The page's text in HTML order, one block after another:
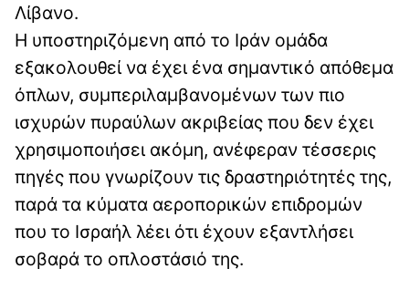
Λίβανο.
Η υποστηριζόμενη από το Ιράν ομάδα
εξακολουθεί να έχει ένα σημαντικό απόθεμα
όπλων, συμπεριλαμβανομένων των πιο
ισχυρών πυραύλων ακριβείας που δεν έχει
χρησιμοποιήσει ακόμη, ανέφεραν τέσσερις
πηγές που γνωρίζουν τις δραστηριότητές της,
παρά τα κύματα αεροπορικών επιδρομών
που το Ισραήλ λέει ότι έχουν εξαντλήσει
σοβαρά το οπλοστάσιό της.